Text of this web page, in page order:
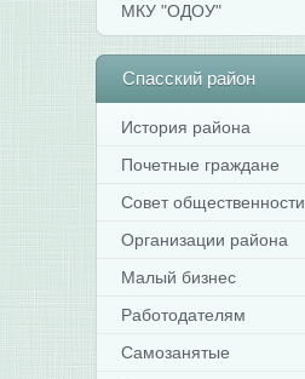
МКУ "ОДОУ"
Спасскийрайон
История района
Почетные граждане
Совет общественности
Организации района
Малый бизнес
Работодателям
Самозанятые